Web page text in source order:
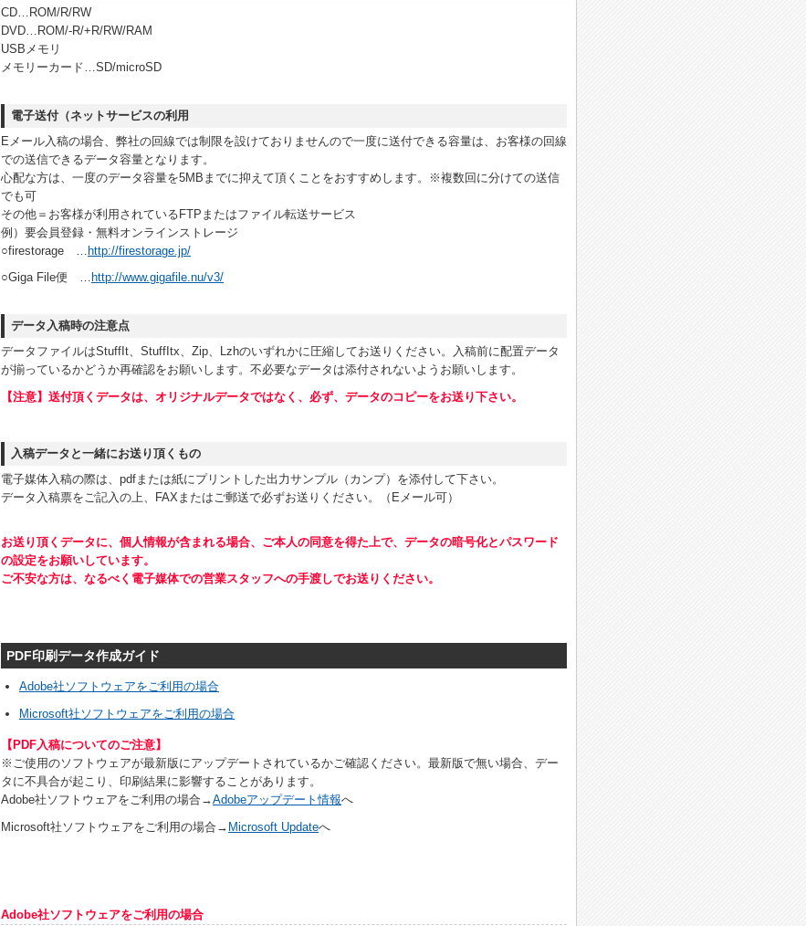
CD…ROM/R/RW
DVD…ROM/-R/+R/RW/RAM
USBメモリ
メモリーカード…SD/microSD
電子送付（ネットサービスの利用
Eメール入稿の場合、弊社の回線では制限を設けておりませんので一度に送付できる容量は、お客様の回線
での送信できるデータ容量となります。
心配な方は、一度のデータ容量を5MBまでに抑えて頂くことをおすすめします。※複数回に分けての送信
でも可
その他＝お客様が利用されているFTPまたはファイル転送サービス
例）要会員登録・無料オンラインストレージ
○firestorage …
http://firestorage.jp/
○Giga File便 … http://www.gigafile.nu/v3/
データ入稿時の注意点
データファイルはStuffIt、StuffItx、Zip、Lzhのいずれかに圧縮してお送りください。入稿前に配置データ
が揃っているかどうか再確認をお願いします。不必要なデータは添付されないようお願いします。
【注意】送付頂くデータは、オリジナルデータではなく、必ず、データのコピーをお送り下さい。
入稿データと一緒にお送り頂くもの
電子媒体入稿の際は、pdfまたは紙にプリントした出力サンプル（カンプ）を添付して下さい。
データ入稿票をご記入の上、FAXまたはご郵送で必ずお送りください。（Eメール可）
お送り頂くデータに、個人情報が含まれる場合、ご本人の同意を得た上で、データの暗号化とパスワード
の設定をお願いしています。
ご不安な方は、なるべく電子媒体での営業スタッフへの手渡しでお送りください。
PDF印刷データ作成ガイド
Adobe社ソフトウェアをご利用の場合
Microsoft社ソフトウェアをご利用の場合
【PDF入稿についてのご注意】
※ご使用のソフトウェアが最新版にアップデートされているかご確認ください。最新版で無い場合、デー
タに不具合が起こり、印刷結果に影響することがあります。
Adobe社ソフトウェアをご利用の場合→Adobeアップデート情報へ
Microsoft社ソフトウェアをご利用の場合→ Microsoft Updateへ
Adobe社ソフトウェアをご利用の場合